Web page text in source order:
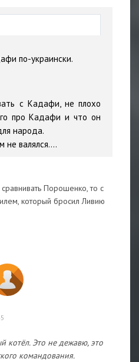
по-украински.
с Кадафи, не плохо
про Кадафи и что он
народа.
валялся....
Порошенко, то с
который бросил Ливию
котёл. Это не дежавю, это
командования.